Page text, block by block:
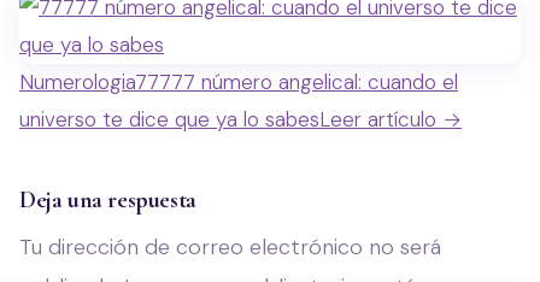
Numerologia77777 número angelical: cuando el
universo te dice que ya lo sabesLeer artículo →
Deja una respuesta
Tu dirección de correo electrónico no será